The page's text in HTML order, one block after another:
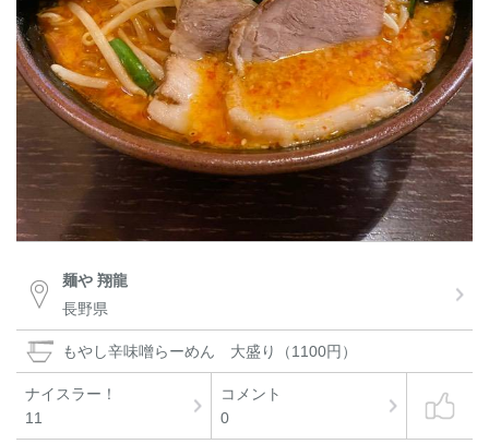
麺や 翔龍
長野県
もやし辛味噌らーめん 大盛り（1100円）
ナイスラー！
11
コメント
0